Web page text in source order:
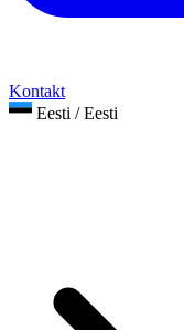
Kontakt
Eesti / Eesti